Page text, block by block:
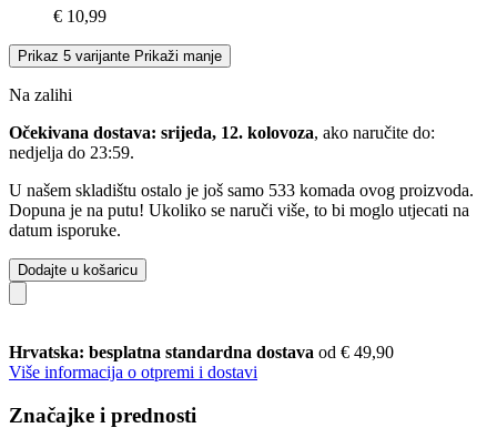
€ 10,99
Prikaz 5 varijante Prikaži manje
Na zalihi
Očekivana dostava: srijeda, 12. kolovoza, ako naručite do:
nedjelja do 23:59.
U našem skladištu ostalo je još samo 533 komada ovog proizvoda.
Dopuna je na putu! Ukoliko se naruči više, to bi moglo utjecati na
datum isporuke.
Dodajte u košaricu
Hrvatska: besplatna standardna dostava od € 49,90
Više informacija o otpremi i dostavi
Značajke i prednosti